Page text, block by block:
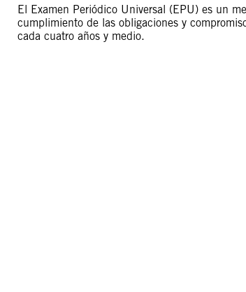
El Examen Periódico Universal (EPU) es un
cumplimiento de las obligaciones y
cada cuatro años y medio.